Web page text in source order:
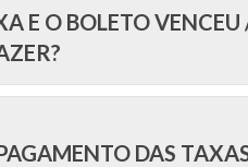
E O BOLETO VENCEU
DAS